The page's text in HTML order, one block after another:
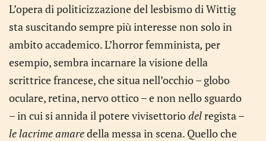
L’opera di politicizzazione del lesbismo di Wittig
sta suscitando sempre più interesse non solo in
ambito accademico. L’horror femminista, per
esempio, sembra incarnare la visione della
scrittrice francese, che situa nell’occhio – globo
oculare, retina, nervo ottico – e non nello sguardo
– in cui si annida il potere vivisettoriodelregista–
le lacrime amaredella messa in scena. Quello che